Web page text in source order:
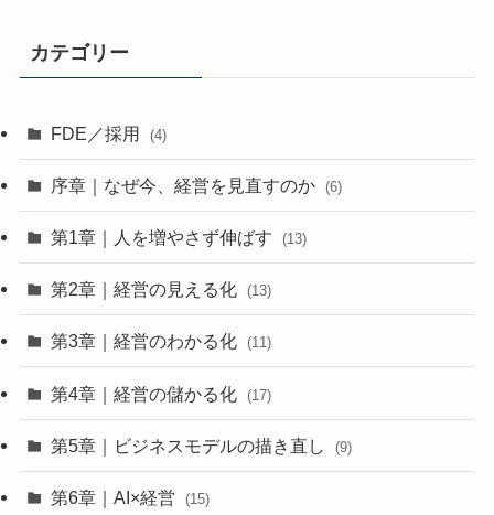
カテゴリー
FDE／採用 (4)
序章｜なぜ今、経営を見直すのか (6)
第1章｜人を増やさず伸ばす (13)
第2章｜経営の見える化 (13)
第3章｜経営のわかる化 (11)
第4章｜経営の儲かる化 (17)
第5章｜ビジネスモデルの描き直し (9)
第6章｜AI×経営 (15)